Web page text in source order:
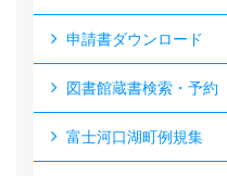
申請書ダウンロード
図書館蔵書検索・予約
富士河口湖町例規集